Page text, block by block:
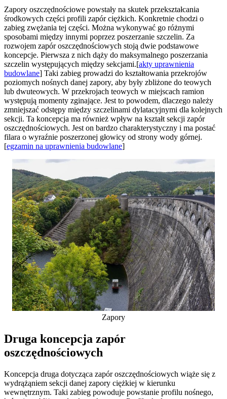
Zapory oszczędnościowe powstały na skutek przekształcania
środkowych części profili zapór ciężkich. Konkretnie chodzi o
zabieg zwężania tej części. Można wykonywać go różnymi
sposobami między innymi poprzez poszerzanie szczelin. Za
rozwojem zapór oszczędnościowych stoją dwie podstawowe
koncepcje. Pierwsza z nich dąży do maksymalnego poszerzania
szczelin występujących między sekcjami.[akty uprawnienia
budowlane] Taki zabieg prowadzi do kształtowania przekrojów
poziomych nośnych danej zapory, aby były zbliżone do teowych
lub dwuteowych. W przekrojach teowych w miejscach ramion
występują momenty zginające. Jest to powodem, dlaczego należy
zmniejszać odstępy między szczelinami dylatacyjnymi dla kolejnych
sekcji. Ta koncepcja ma również wpływ na kształt sekcji zapór
oszczędnościowych. Jest on bardzo charakterystyczny i ma postać
filara o wyraźnie poszerzonej głowicy od strony wody górnej.
[egzamin na uprawnienia budowlane]
Zapory
Druga koncepcja zapór
oszczędnościowych
Koncepcja druga dotycząca zapór oszczędnościowych wiąże się z
wydrążąniem sekcji danej zapory ciężkiej w kierunku
wewnętrznym. Taki zabieg powoduje powstanie profilu nośnego,